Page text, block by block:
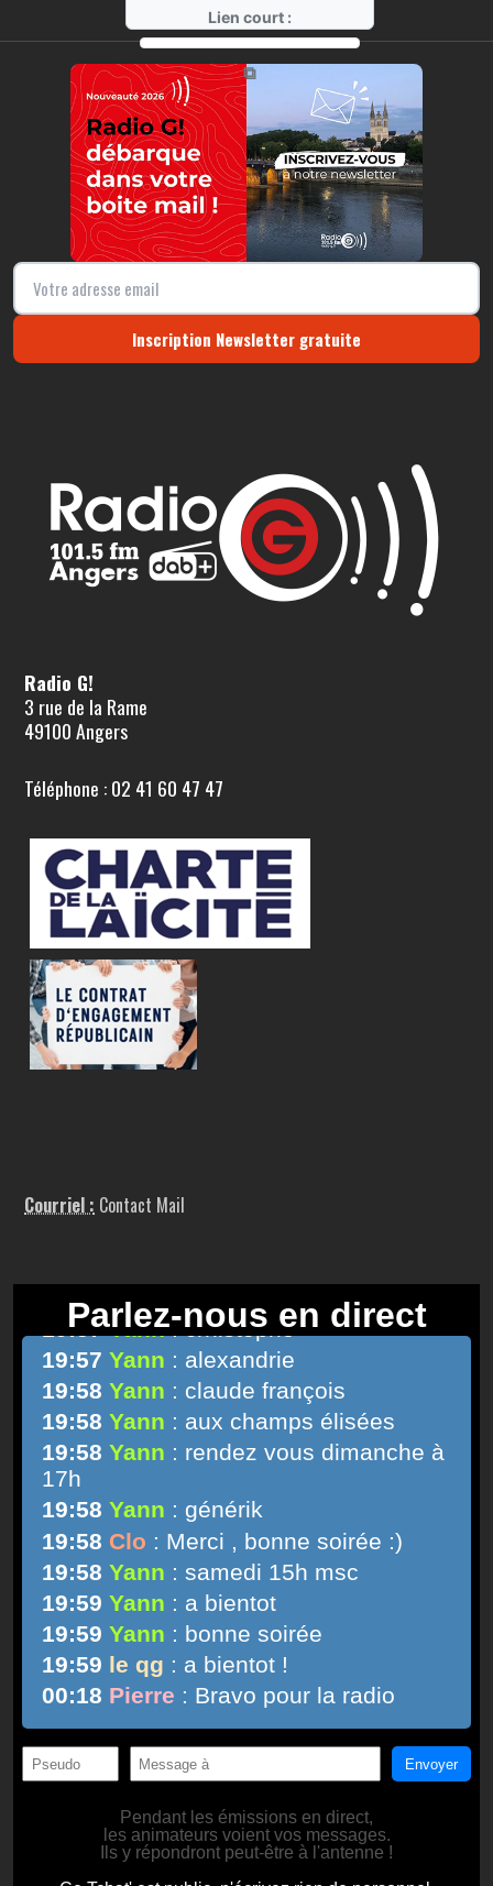
Lien court :
https://radio-g.fr?20026
⧉
Inscription Newsletter gratuite
Radio G!
3 rue de la Rame
49100 Angers
Téléphone : 02 41 60 47 47
Courriel : Contact Mail